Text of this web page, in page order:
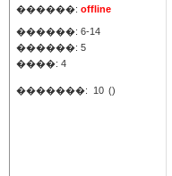
������: offline
������: 6-14
������: 5
����: 4
�������: 10 ()